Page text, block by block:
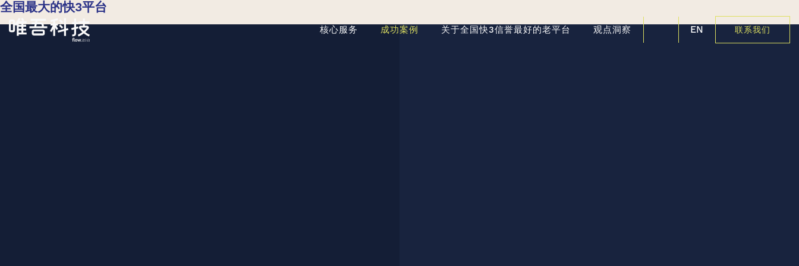
全国最大的快3平台
核心服务 成功案例 关于全国快3信誉最好的老平台 观点洞察 EN 联系我们